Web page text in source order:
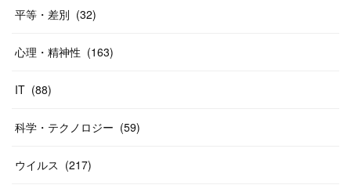
平等・差別 (32)
心理・精神性 (163)
IT (88)
科学・テクノロジー (59)
ウイルス (217)